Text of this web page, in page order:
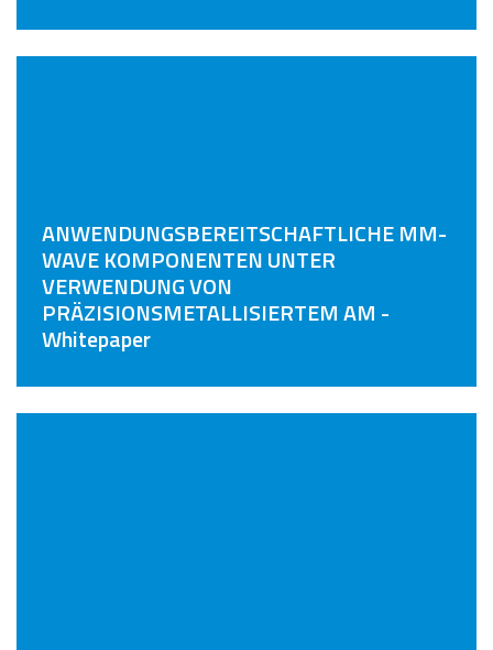
ANWENDUNGSBEREITSCHAFTLICHE MM-
WAVE KOMPONENTEN UNTER
VERWENDUNG VON
PRÄZISIONSMETALLISIERTEM AM -
Whitepaper